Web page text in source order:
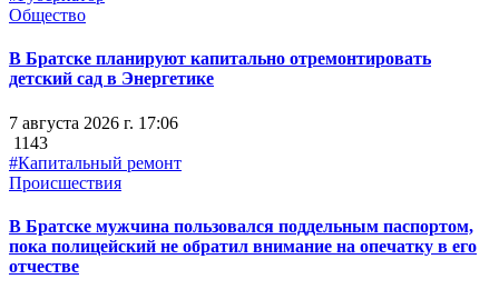
Общество
В Братске планируют капитально отремонтировать
детский сад в Энергетике
7 августа 2026 г. 17:06
1143
#Капитальный ремонт
Происшествия
В Братске мужчина пользовался поддельным паспортом,
пока полицейский не обратил внимание на опечатку в его
отчестве